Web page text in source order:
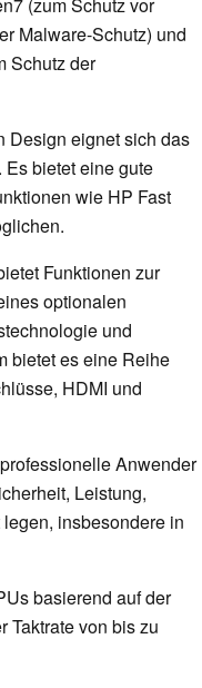
(zum Schutz vor
Malware-Schutz) und
Schutz der
Design eignet sich das
bietet eine gute
wie HP Fast
Funktionen zur
optionalen
und
bietet es eine Reihe
HDMI und
Anwender
Leistung,
insbesondere in
basierend auf der
Taktrate von bis zu